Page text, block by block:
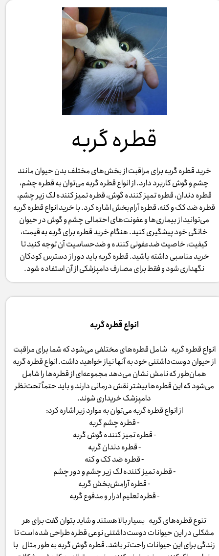
قطره گربه
خرید قطره گربه برای مراقبت از بخش‌های مختلف بدن حیوان مانند
چشم و گوش کاربرد دارد. از انواع قطره گربه می‌توان به قطره چشم،
قطره دندان، قطره تمیز کننده گوش، قطره تمیز کننده لک زیر چشم،
قطره ضد کک و کنه، قطره آرام‌بخش اشاره کرد. با خرید انواع قطره گربه
می‌توانید از بیماری‌ها و عفونت‌های احتمالی چشم و گوش در حیوان
خانگی خود پیشگیری کنید. هنگام خرید قطره برای گربه به قیمت،
کیفیت، خاصیت ضدعفونی کننده و ضدحساسیت آن توجه کنید تا
خرید مناسبی داشته باشید. قطره گربه باید دور از دسترس کودکان
نگهداری شود و فقط برای مصارف دامپزشکی از آن استفاده شود.
انواع قطره گربه
انواع قطره گربه شامل قطره‌های مختلفی می‌شود که شما برای مراقبت
از حیوان دوست‌داشتنی خود به آنها نیاز خواهید داشت. انواع قطره گربه
همان‌طور که نامش نشان می‌دهد مجموعه‌ای از قطره‌ها را شامل
می‌شود که این قطره‌ها بیشتر نقش درمانی دارند و باید حتماً تحت‌نظر
دامپزشک خریداری شوند.
از انواع قطره گربه می‌توان به موارد زیر اشاره کرد:
- قطره چشم گربه
- قطره تمیز کننده گوش گربه
- قطره دندان گربه
- قطره ضد کک و کنه
- قطره تمیز کننده لک زیر چشم و دور چشم
- قطره آرامش‌بخش گربه
- قطره تعلیم ادرار و مدفوع گربه
تنوع قطره‌های گربه بسیار بالا هستند و شاید بتوان گفت برای هر
مشکلی در این حیوانات دوست‌داشتنی نوعی قطره طراحی شده است تا
زندگی برای این حیوانات راحت‌تر باشد. قطره گوش گربه به طور مثال با